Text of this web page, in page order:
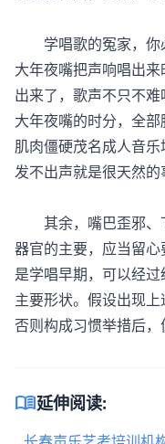
学唱歌的冤家，你
大年夜嘴把声响唱出
出来了，歌声不只不
大年夜嘴的时分，全
肌肉僵硬茂名成人音
发不出声就是很天然的
其余，嘴巴歪邪、
器官的主要，应当留
是学唱早期，可以经
主要形状。假设出现上
否则构成习惯举措后，
menu_book延伸阅读: